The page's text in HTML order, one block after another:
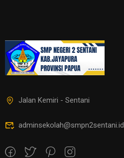
Jalan Kemiri - Sentani
adminsekolah@smpn2sentani.id